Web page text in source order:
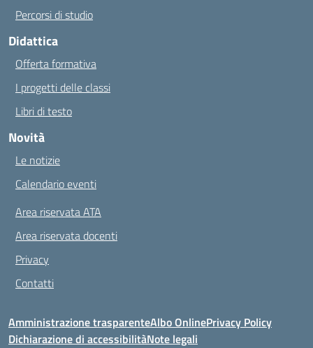
Percorsi di studio
Didattica
Offerta formativa
I progetti delle classi
Libri di testo
Novità
Le notizie
Calendario eventi
Area riservata ATA
Area riservata docenti
Privacy
Contatti
Amministrazione trasparenteAlbo OnlinePrivacy Policy
Dichiarazione di accessibilitàNote legali